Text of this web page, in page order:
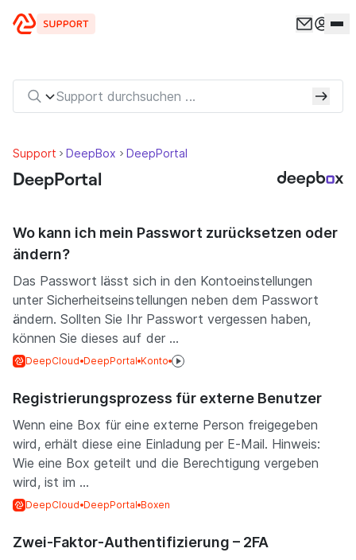
Support DeepBox DeepPortal
DeepPortal
Wo kann ich mein Passwort zurücksetzen oder
ändern?
Das Passwort lässt sich in den Kontoeinstellungen
unter Sicherheitseinstellungen neben dem Passwort
ändern. Sollten Sie Ihr Passwort vergessen haben,
können Sie dieses auf der ...
DeepCloud DeepPortal Konto
Registrierungsprozess für externe Benutzer
Wenn eine Box für eine externe Person freigegeben
wird, erhält diese eine Einladung per E-Mail. Hinweis:
Wie eine Box geteilt und die Berechtigung vergeben
wird, ist im ...
DeepCloud DeepPortal Boxen
Zwei-Faktor-Authentifizierung – 2FA